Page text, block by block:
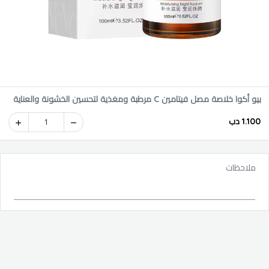
بيو أكوا خلاصة مصل فيتامين C مرطبة ومغذية لتحسين الخشونة والعناية
بلطف 100 مل
1.100 دب 1
ملاحظات